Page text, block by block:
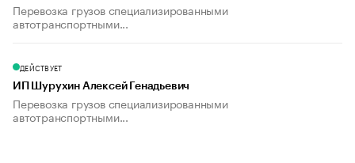
Перевозка грузов специализированными
автотранспортными...
ДЕЙСТВУЕТ
ИП Шурухин Алексей Генадьевич
Перевозка грузов специализированными
автотранспортными...